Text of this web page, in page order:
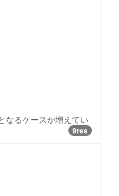
なるケースか増えてい
9res